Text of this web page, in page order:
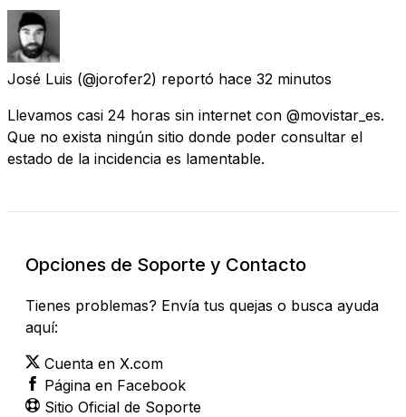
José Luis (@jorofer2) reportó hace 32 minutos
Llevamos casi 24 horas sin internet con @movistar_es.
Que no exista ningún sitio donde poder consultar el
estado de la incidencia es lamentable.
Opciones de Soporte y Contacto
Tienes problemas? Envía tus quejas o busca ayuda
aquí:
Cuenta en X.com
Página en Facebook
Sitio Oficial de Soporte